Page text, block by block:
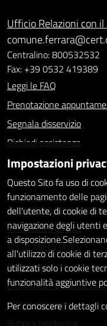
Ufficio Relazioni con
Centralino: 800532532
Fax: +39 0532 419389
Leggi le FAQ
Prenotazione
Segnala disservizio
Richiedi assistenza
Statistiche dei Siti web
Intranet - accesso
Amministrazione
Informativa privacy
Social Media Policy
Note legali
Dichiarazione di
Whistleblowing
Rubrica telefonica
Impostazioni
Questo Sito fa uso di
funzionamento delle
dell'utente, di cookie di
navigazione degli utenti
a
all'utilizzo di cookie di
utilizzati solo i cookie
funzionalità aggiuntive
Per conoscere i dettagli